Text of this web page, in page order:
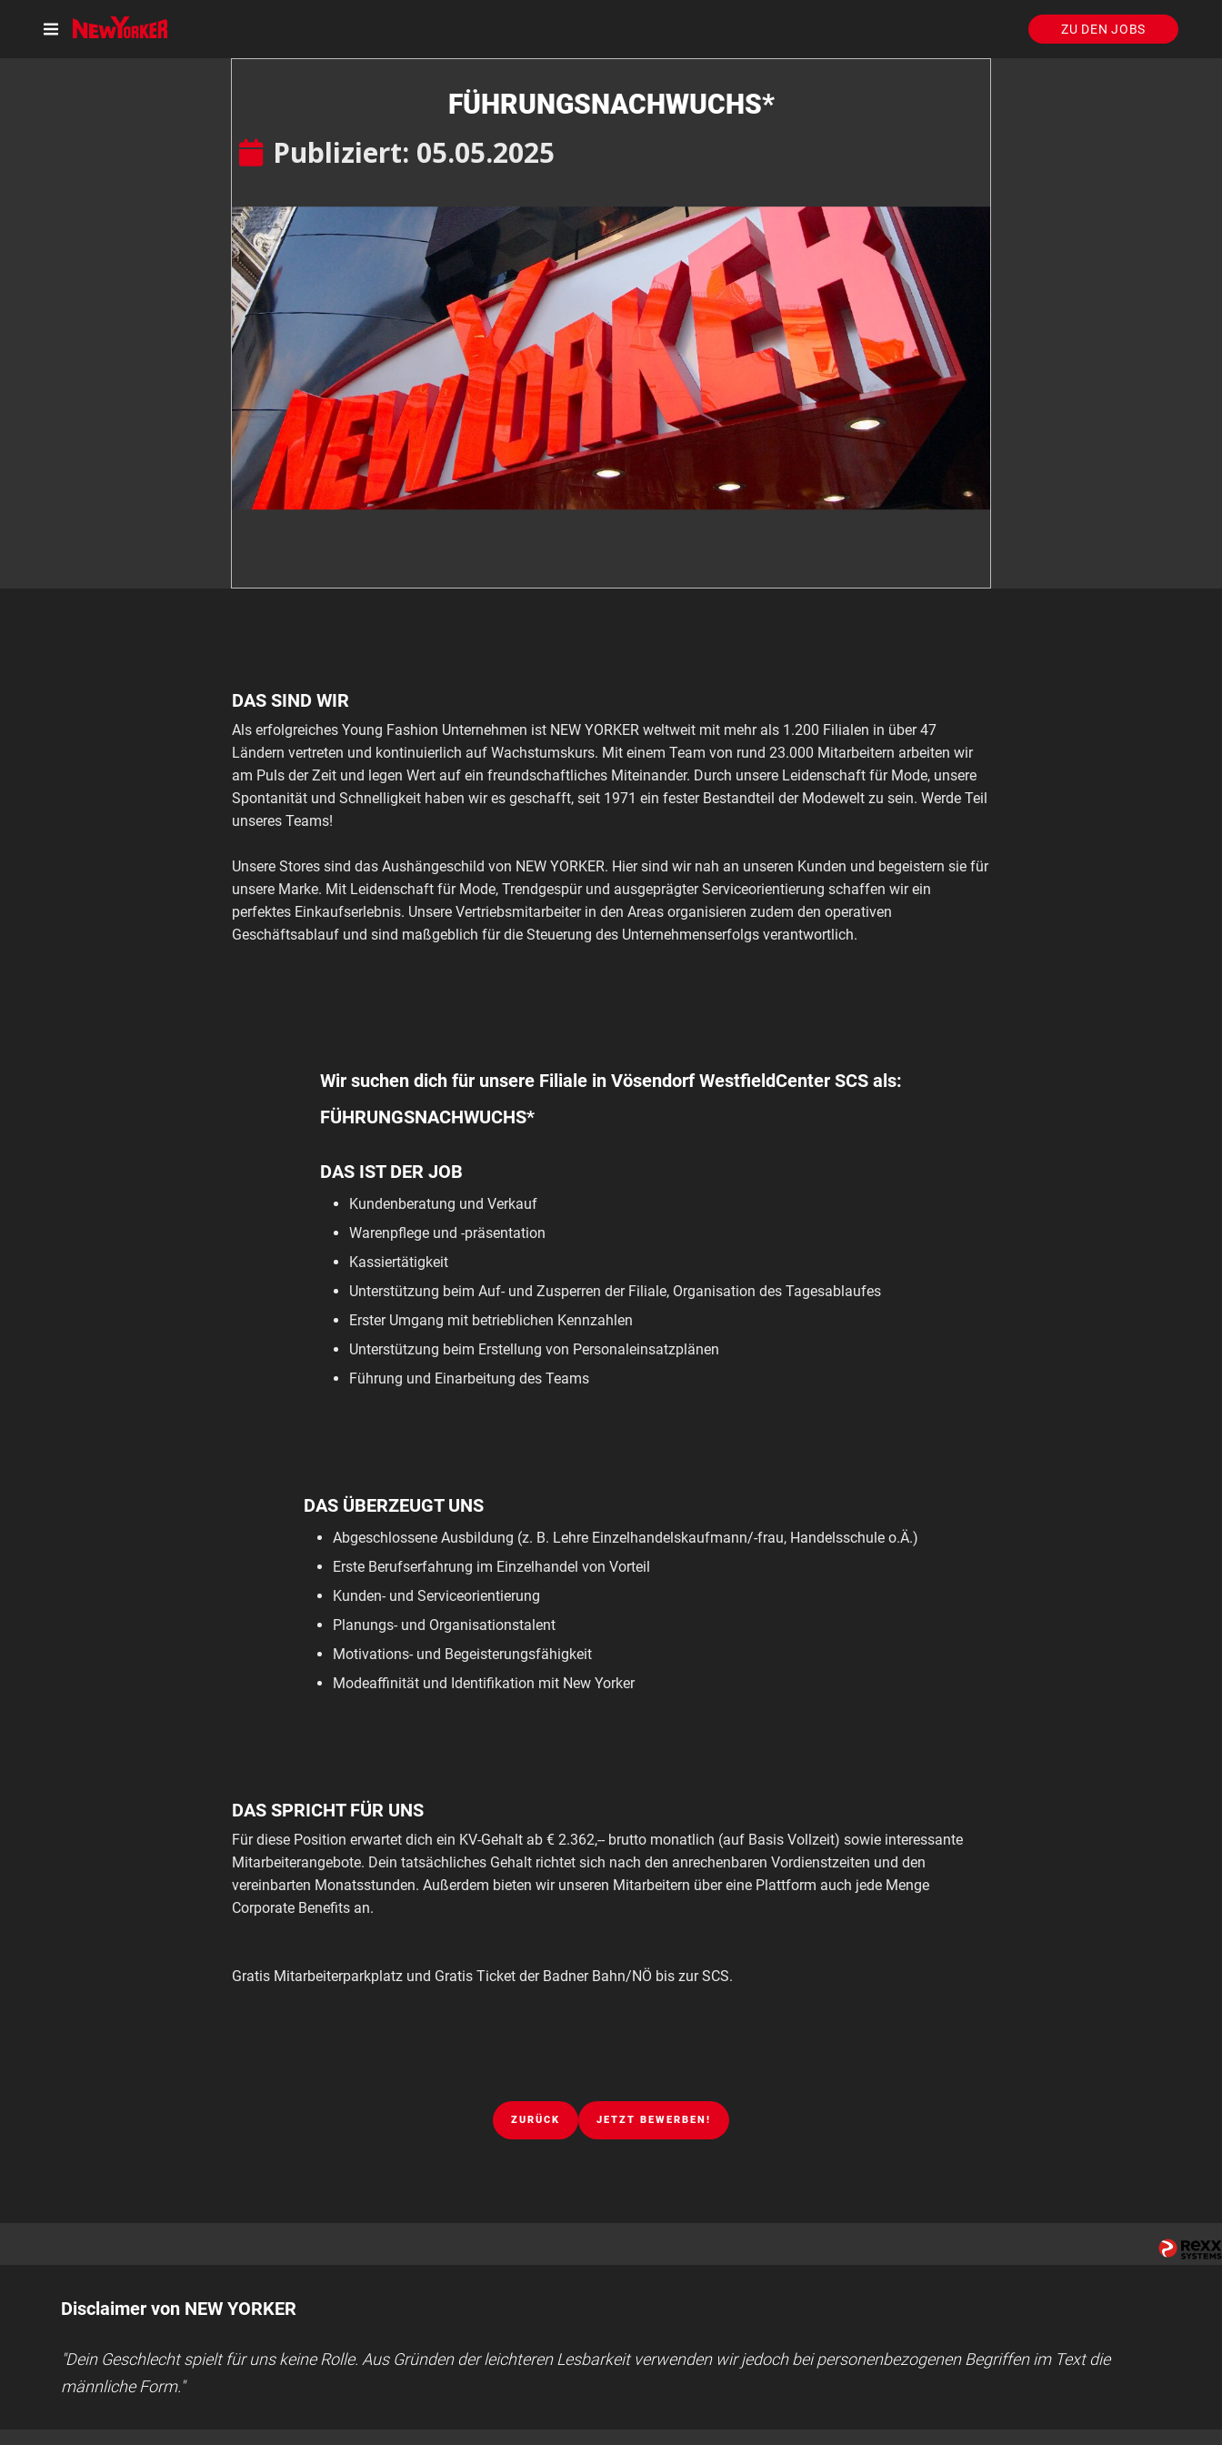
ZU DEN JOBS
FÜHRUNGSNACHWUCHS*
Publiziert: 05.05.2025
DAS SIND WIR
Als erfolgreiches Young Fashion Unternehmen ist NEW YORKER weltweit mit mehr als 1.200 Filialen in über 47
Ländern vertreten und kontinuierlich auf Wachstumskurs. Mit einem Team von rund 23.000 Mitarbeitern arbeiten wir
am Puls der Zeit und legen Wert auf ein freundschaftliches Miteinander. Durch unsere Leidenschaft für Mode, unsere
Spontanität und Schnelligkeit haben wir es geschafft, seit 1971 ein fester Bestandteil der Modewelt zu sein. Werde Teil
unseres Teams!
Unsere Stores sind das Aushängeschild von NEW YORKER. Hier sind wir nah an unseren Kunden und begeistern sie für
unsere Marke. Mit Leidenschaft für Mode, Trendgespür und ausgeprägter Serviceorientierung schaffen wir ein
perfektes Einkaufserlebnis. Unsere Vertriebsmitarbeiter in den Areas organisieren zudem den operativen
Geschäftsablauf und sind maßgeblich für die Steuerung des Unternehmenserfolgs verantwortlich.
Wir suchen dich für unsere Filiale in Vösendorf WestfieldCenter SCS als:
FÜHRUNGSNACHWUCHS*
DAS IST DER JOB
Kundenberatung und Verkauf
Warenpflege und -präsentation
Kassiertätigkeit
Unterstützung beim Auf- und Zusperren der Filiale, Organisation des Tagesablaufes
Erster Umgang mit betrieblichen Kennzahlen
Unterstützung beim Erstellung von Personaleinsatzplänen
Führung und Einarbeitung des Teams
DAS ÜBERZEUGT UNS
Abgeschlossene Ausbildung (z. B. Lehre Einzelhandelskaufmann/-frau, Handelsschule o.Ä.)
Erste Berufserfahrung im Einzelhandel von Vorteil
Kunden- und Serviceorientierung
Planungs- und Organisationstalent
Motivations- und Begeisterungsfähigkeit
Modeaffinität und Identifikation mit New Yorker
DAS SPRICHT FÜR UNS
Für diese Position erwartet dich ein KV-Gehalt ab € 2.362,-- brutto monatlich (auf Basis Vollzeit) sowie interessante
Mitarbeiterangebote. Dein tatsächliches Gehalt richtet sich nach den anrechenbaren Vordienstzeiten und den
vereinbarten Monatsstunden. Außerdem bieten wir unseren Mitarbeitern über eine Plattform auch jede Menge
Corporate Benefits an.
Gratis Mitarbeiterparkplatz und Gratis Ticket der Badner Bahn/NÖ bis zur SCS.
ZURÜCK JETZT BEWERBEN!
Disclaimer von NEW YORKER
"Dein Geschlecht spielt für uns keine Rolle. Aus Gründen der leichteren Lesbarkeit verwenden wir jedoch bei personenbezogenen Begriffen im Text die
männliche Form."